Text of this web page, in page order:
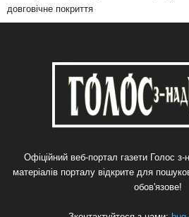
довговічне покриття
Офіційний веб-портал газети Голос з-
матеріалів порталу відкрите для
обов'язове!